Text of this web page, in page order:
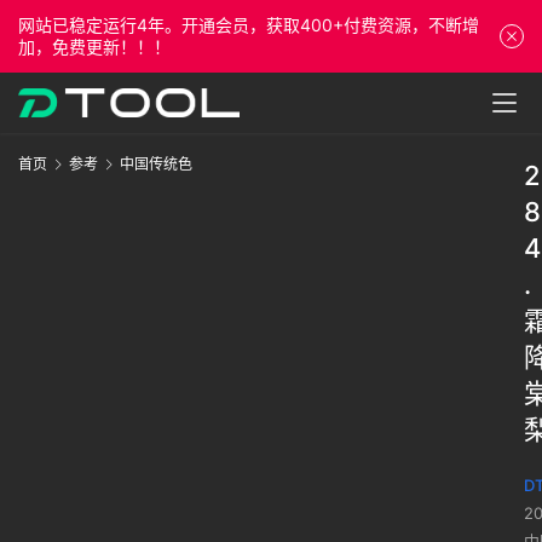
网站已稳定运行4年。开通会员，获取400+付费资源，不断增
加，免费更新！！！
首页 参考 中国传统色
2
8
4
.